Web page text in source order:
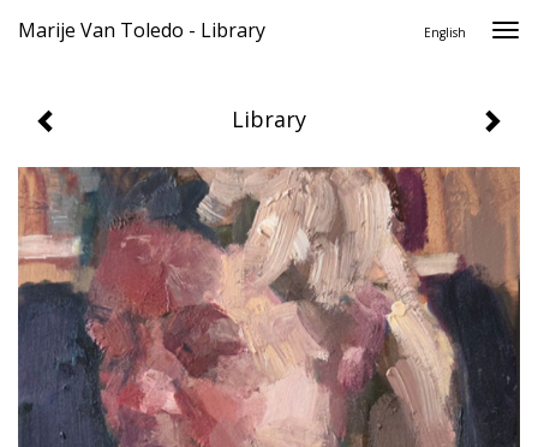
Marije Van Toledo - Library English
Library